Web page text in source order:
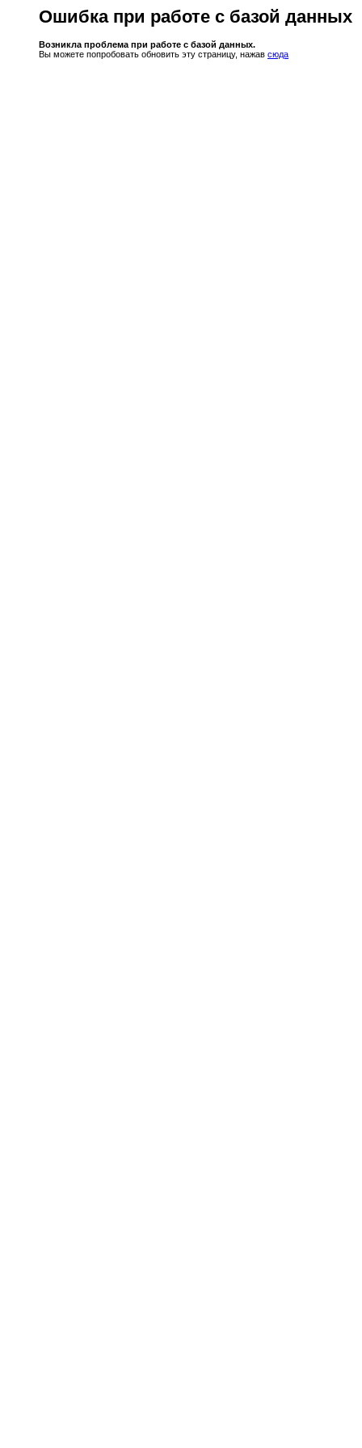
Ошибка при работе с базой данных
Возникла проблема при работе с базой данных.
Вы можете попробовать обновить эту страницу, нажав сюда